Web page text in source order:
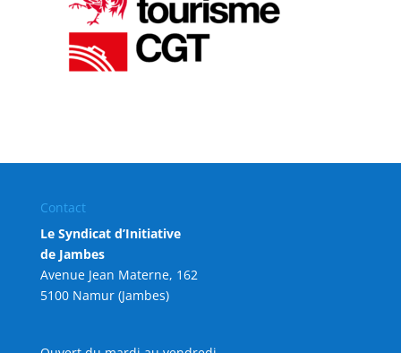
Contact
Le Syndicat d’Initiative
de Jambes
Avenue Jean Materne, 162
5100 Namur (Jambes)